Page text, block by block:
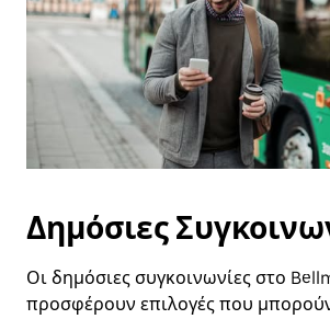
Δημόσιες
Οι δημόσιες συγκοινωνίες στο
προσφέρουν επιλογές που